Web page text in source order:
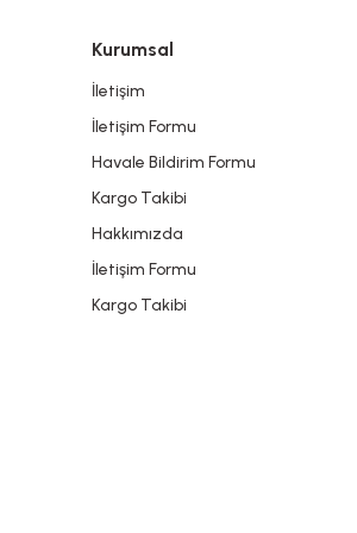
Kurumsal
İletişim
İletişim Formu
Havale Bildirim Formu
Kargo Takibi
Hakkımızda
İletişim Formu
Kargo Takibi